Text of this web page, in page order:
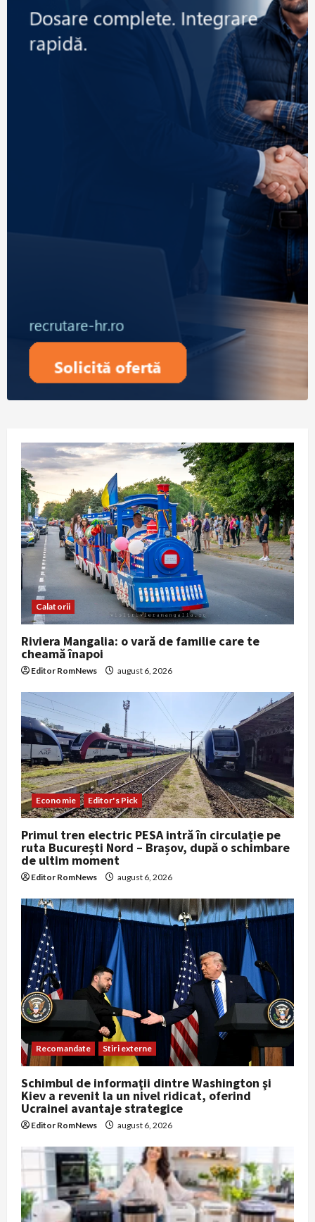
Calatorii
Riviera Mangalia: o vară de familie care te
cheamă înapoi
Editor RomNews august 6, 2026
Economie Editor's Pick
Primul tren electric PESA intră în circulație pe
ruta București Nord – Brașov, după o schimbare
de ultim moment
Editor RomNews august 6, 2026
Recomandate Stiri externe
Schimbul de informaţii dintre Washington şi
Kiev a revenit la un nivel ridicat, oferind
Ucrainei avantaje strategice
Editor RomNews august 6, 2026